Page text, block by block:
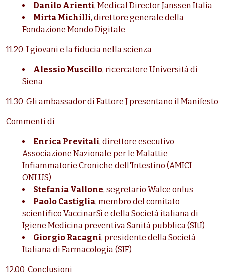
Danilo Arienti, Medical Director Janssen Italia
Mirta Michilli, direttore generale della
Fondazione Mondo Digitale
11.20 I giovani e la fiducia nella scienza
Alessio Muscillo, ricercatore Università di
Siena
11.30 Gli ambassador di Fattore J presentano il Manifesto
Commenti di
Enrica Previtali, direttore esecutivo
Associazione Nazionale per le Malattie
Infiammatorie Croniche dell'Intestino (AMICI
ONLUS)
Stefania Vallone, segretario Walce onlus
Paolo Castiglia, membro del comitato
scientifico VaccinarSì e della Società italiana di
Igiene Medicina preventiva Sanità pubblica (SItI)
Giorgio Racagni, presidente della Società
Italiana di Farmacologia (SIF)
12.00 Conclusioni